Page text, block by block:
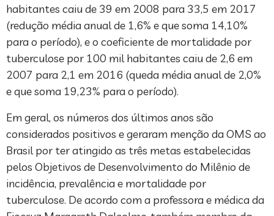
habitantes caiu de 39 em 2008 para 33,5 em 2017
(redução média anual de 1,6% e que soma 14,10%
para o período), e o coeficiente de mortalidade por
tuberculose por 100 mil habitantes caiu de 2,6 em
2007 para 2,1 em 2016 (queda média anual de 2,0%
e que soma 19,23% para o período).
Em geral, os números dos últimos anos são
considerados positivos e geraram menção da OMS ao
Brasil por ter atingido as três metas estabelecidas
pelos Objetivos de Desenvolvimento do Milênio de
incidência, prevalência e mortalidade por
tuberculose. De acordo com a professora e médica da